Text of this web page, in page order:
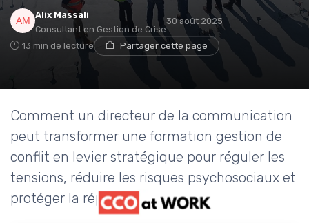
Alix Massali
Consultant en Gestion de Crise
30 août 2025
13 min de lecture Partager cette page
Comment un directeur de la communication
peut transformer une formation gestion de
conflit en levier stratégique pour réguler les
tensions, réduire les risques psychosociaux et
protéger la réputation.